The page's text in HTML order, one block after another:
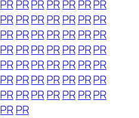
PRPRPRPRPR PRPR
PRPRPRPRPR PRPR
PRPRPRPRPR PRPR
PRPRPRPRPR PRPR
PRPRPRPRPR PRPR
PRPRPRPRPR PRPR
PRPRPRPRPR PRPR
PRPR